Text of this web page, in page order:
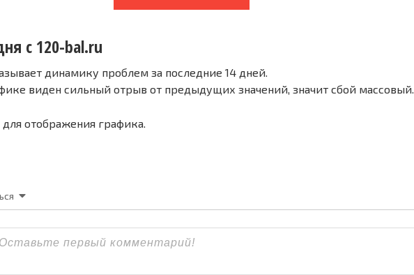
с 120-bal.ru
динамику проблем за последние 14 дней.
виден сильный отрыв от предыдущих значений, значит сбой массовый.
отображения графика.